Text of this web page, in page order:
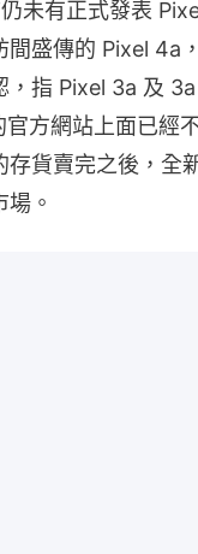
未有正式發表
間盛傳的 Pixel 4a
，指 Pixel 3a 及
方網站上面已經
存貨賣完之後，全
。